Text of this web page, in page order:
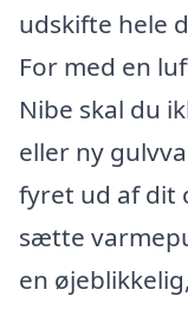
udskifte hele
For med en
Nibe skal du
eller ny
fyret ud af dit
sætte
en